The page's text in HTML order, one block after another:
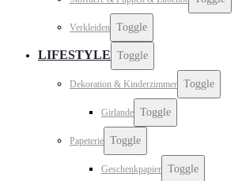
Verkleiden Toggle
LIFESTYLE Toggle
Dekoration & Kinderzimmer Toggle
Girlande Toggle
Papeterie Toggle
Geschenkpapier Toggle